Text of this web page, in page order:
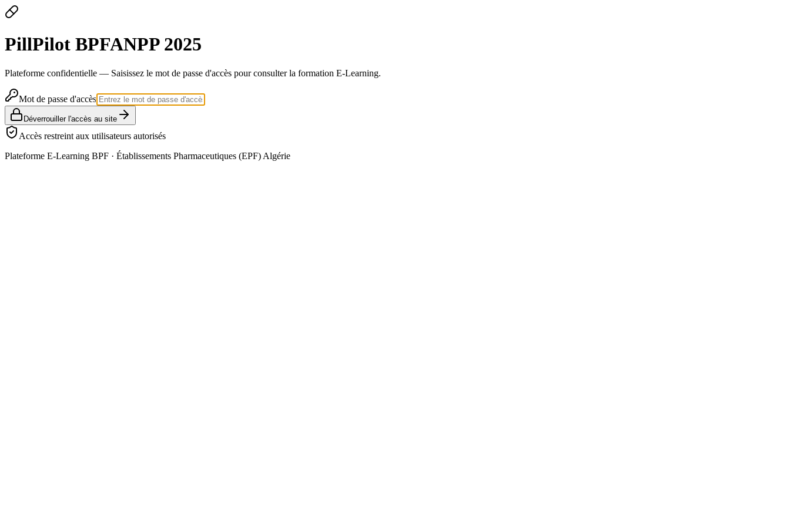
PillPilot BPFANPP 2025
Plateforme confidentielle — Saisissez le mot de passe d'accès pour consulter la formation E-Learning.
Mot de passe d'accès
Déverrouiller l'accès au site
Accès restreint aux utilisateurs autorisés
Plateforme E-Learning BPF · Établissements Pharmaceutiques (EPF) Algérie